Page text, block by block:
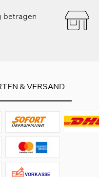
betragen
& VERSAND